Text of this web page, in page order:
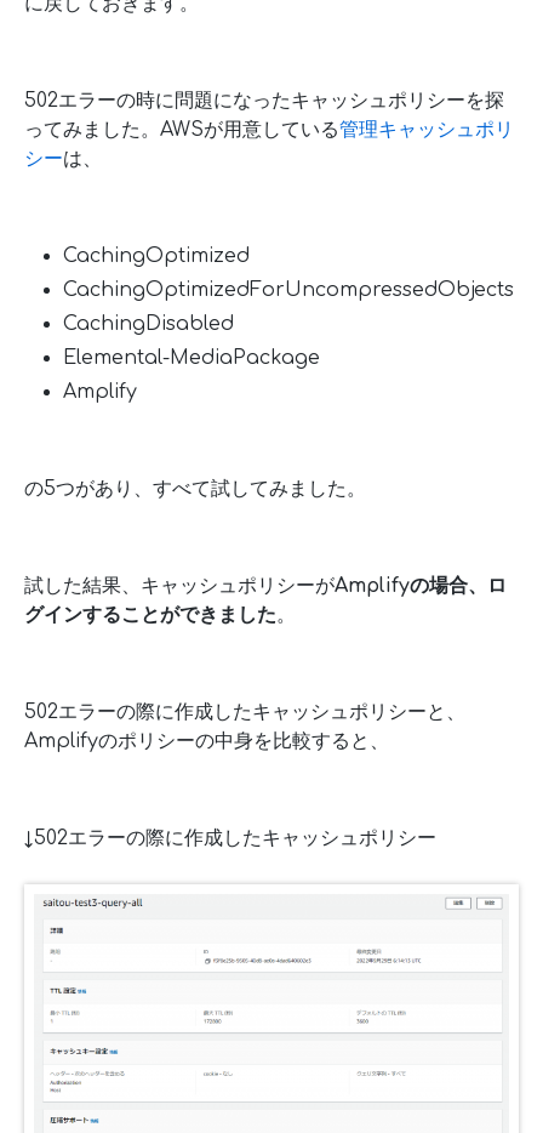
502エラーの時に問題になったキャッシュポリシーを探
ってみました。AWSが用意している管理キャッシュポリ
シーは、
CachingOptimized
CachingOptimizedForUncompressedObjects
CachingDisabled
Elemental-MediaPackage
Amplify
の5つがあり、すべて試してみました。
試した結果、キャッシュポリシーがAmplifyの場合、ロ
グインすることができました。
502エラーの際に作成したキャッシュポリシーと、
Amplifyのポリシーの中身を比較すると、
↓502エラーの際に作成したキャッシュポリシー